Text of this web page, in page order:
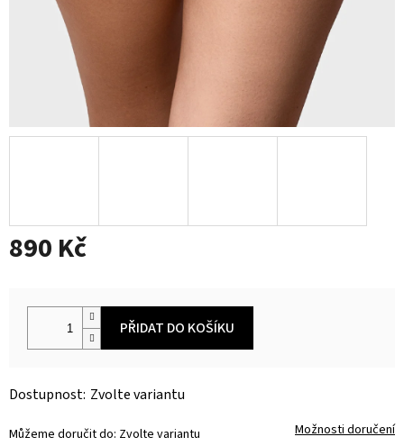
890 Kč
Zvolte variantu
Můžeme doručit do: Zvolte variantu Možnosti doručení
PŘIDAT DO KOŠÍKU